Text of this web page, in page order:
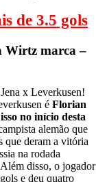
de 3.5 gols
marca –
x Leverkusen!
é Florian
no início desta
alemão que
que deram a vitória
na rodada
disso, o jogador
e deu quatro